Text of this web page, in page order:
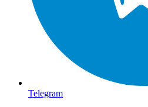
Telegram